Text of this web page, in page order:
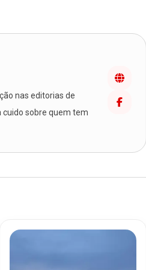
nas editorias de
cuido sobre quem tem